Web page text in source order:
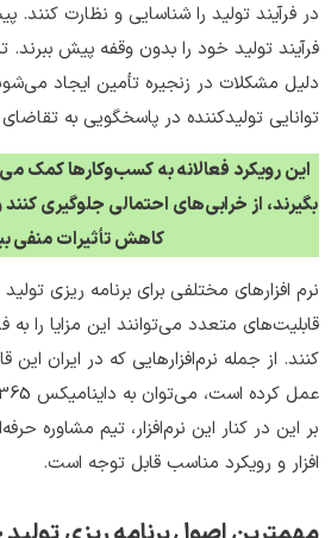
در فرآیند تولید را شناسایی و نظارت
فرآیند تولید خود را بدون وقفه پیش ببرند.
دلیل مشکلات در زنجیره تأمین ایجاد
توانایی تولیدکننده در پاسخگویی به
این رویکرد فعالانه به کسب‌وکارها کمک
بگیرند، از خرابی‌های احتمالی جلوگیری
کاهش تأثیرات منفی
نرم افزارهای مختلفی برای برنامه ریزی
قابلیت‌های متعدد می‌توانند این مزایا را به
کنند. از جمله نرم‌افزارهایی که در ایران این
بر این در کنار این نرم‌افزار، تیم مشاوره
افزار و رویکرد مناسب قابل توجه است.